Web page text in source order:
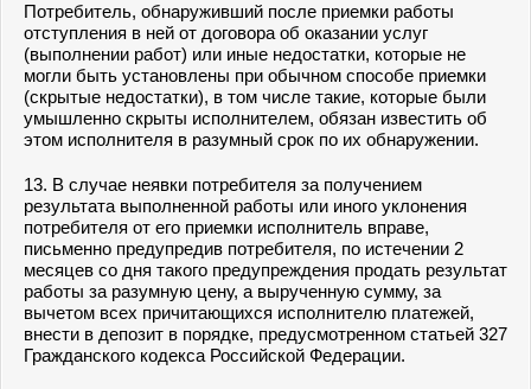
Потребитель, обнаруживший после приемки работы
отступления в ней от договора об оказании услуг
(выполнении работ) или иные недостатки, которые не
могли быть установлены при обычном способе приемки
(скрытые недостатки), в том числе такие, которые были
умышленно скрыты исполнителем, обязан известить об
этом исполнителя в разумный срок по их обнаружении.
13. В случае неявки потребителя за получением
результата выполненной работы или иного уклонения
потребителя от его приемки исполнитель вправе,
письменно предупредив потребителя, по истечении 2
месяцев со дня такого предупреждения продать результат
работы за разумную цену, а вырученную сумму, за
вычетом всех причитающихся исполнителю платежей,
внести в депозит в порядке, предусмотренном статьей 327
Гражданского кодекса Российской Федерации.